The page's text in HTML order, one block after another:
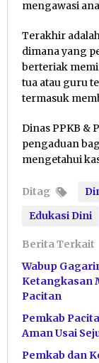
mengawasi
Terakhir
dimana yang
berteriak
tua atau guru
termasuk
Dinas PPKB &
pengaduan
mengetahui
Ditag
Edukasi Dini
Berita Terkait
Wabup
Ketangkasan
Pacitan
Pemkab
Aman Usai
Pemkab dan